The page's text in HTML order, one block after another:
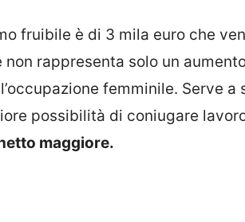
fruibile è di 3 mila euro che
non rappresenta solo un
femminile. Serve
possibilità di coniugare
maggiore.